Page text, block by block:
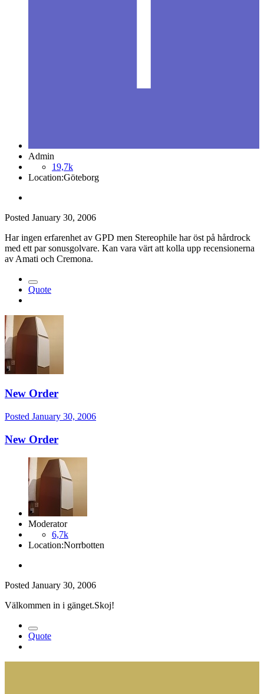
Admin
19,7k
Location:Göteborg
Posted January 30, 2006
Har ingen erfarenhet av GPD men Stereophile har öst på hårdrock
med ett par sonusgolvare. Kan vara värt att kolla upp recensionerna
av Amati och Cremona.
Quote
New Order
Posted January 30, 2006
New Order
Moderator
6,7k
Location:Norrbotten
Posted January 30, 2006
Välkommen in i gänget.Skoj!
Quote